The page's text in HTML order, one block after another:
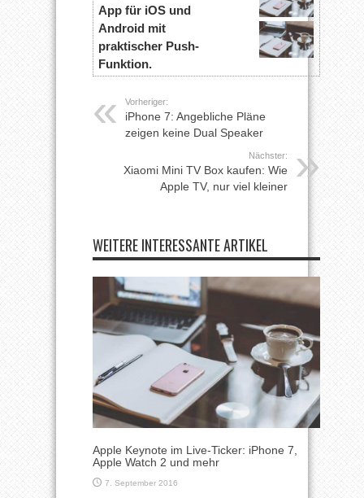
App für iOS und
Android mit
praktischer Push-
Funktion.
Vorheriger:
iPhone 7: Angebliche Pläne
zeigen keine Dual Speaker
Nächster:
Xiaomi Mini TV Box kaufen: Wie
Apple TV, nur viel kleiner
WEITERE INTERESSANTE ARTIKEL
Apple Keynote im Live-Ticker: iPhone 7,
Apple Watch 2 und mehr
7. September 2016